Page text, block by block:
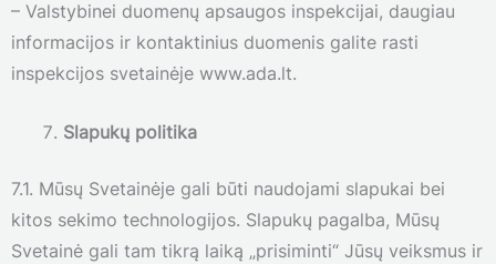
– Valstybinei duomenų apsaugos inspekcijai, daugiau
informacijos ir kontaktinius duomenis galite rasti
inspekcijos svetainėje www.ada.lt.
Slapukų politika
7.1. Mūsų Svetainėje gali būti naudojami slapukai bei
kitos sekimo technologijos. Slapukų pagalba, Mūsų
Svetainė gali tam tikrą laiką „prisiminti“ Jūsų veiksmus ir